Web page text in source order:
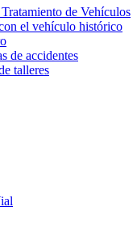
de Vehículos
el vehículo histórico
de accidentes
talleres